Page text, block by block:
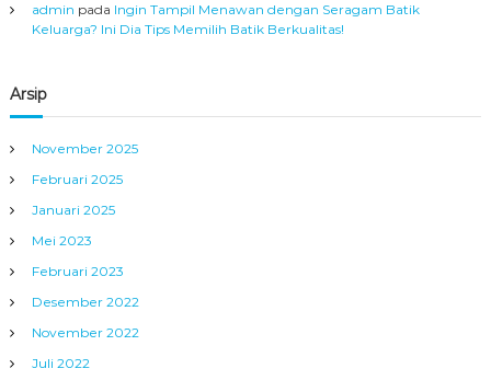
admin pada Ingin Tampil Menawan dengan Seragam Batik
Keluarga? Ini Dia Tips Memilih Batik Berkualitas!
Arsip
November 2025
Februari 2025
Januari 2025
Mei 2023
Februari 2023
Desember 2022
November 2022
Juli 2022